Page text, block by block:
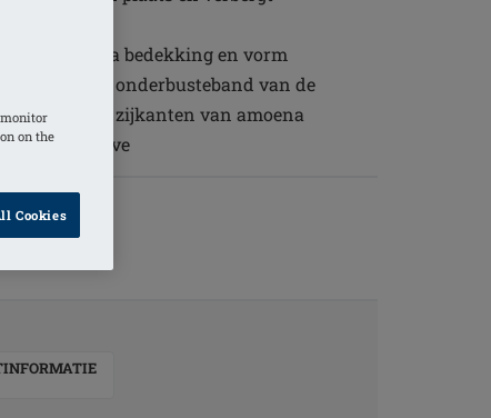
voor extra bedekking en vorm
op de onderbusteband van de
aan de zijkanten van amoena
Aqua Wave
on the
Cookies